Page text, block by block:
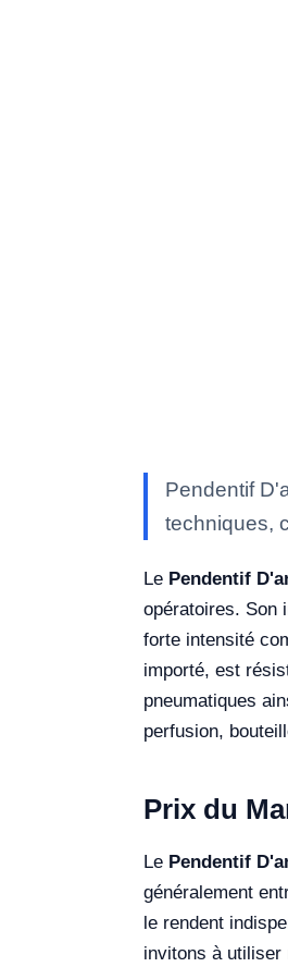
Pendentif
techniques,
Le Pendentif
opératoires. Son
forte intensité
importé, est
pneumatiques
perfusion,
Prix du
Le Pendentif
généralement
le rendent
invitons à utiliser